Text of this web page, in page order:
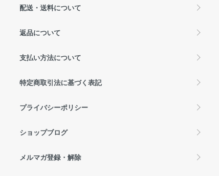
配送・送料について
返品について
支払い方法について
特定商取引法に基づく表記
プライバシーポリシー
ショップブログ
メルマガ登録・解除